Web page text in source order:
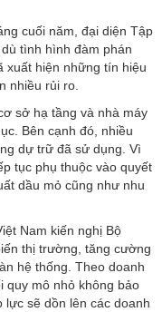
cuối năm, đại diện Tập
tình hình đàm phán
xuất hiện những tín hiệu
nhiều rủi ro.
sở hạ tầng và nhà máy
Bên cạnh đó, nhiều
dự trữ đã sử dụng. Vì
tục phụ thuộc vào quyết
dầu mỏ cũng như nhu
Nam kiến nghị Bộ
thị trường, tăng cường
hệ thống. Theo doanh
quy mô nhỏ không bảo
sẽ dồn lên các doanh